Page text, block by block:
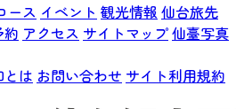
ース イベント 観光情報 仙台旅先
約 アクセス サイトマップ仙臺写真
は お問い合わせ サイト利用規約